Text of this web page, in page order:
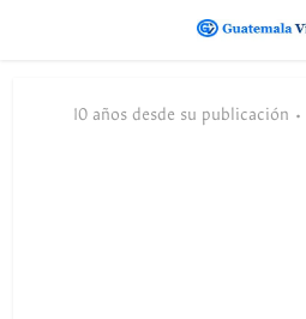
10 años desde su publicación